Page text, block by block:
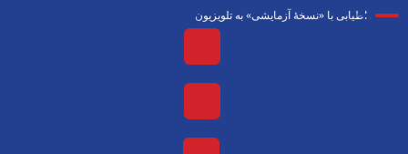
اطیابی با «نسخهٔ آزمایشی» به تلویزیون